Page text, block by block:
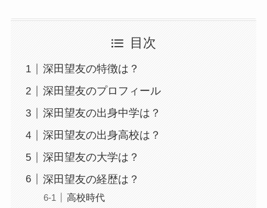
目次
深田望友の特徴は？
深田望友のプロフィール
深田望友の出身中学は？
深田望友の出身高校は？
深田望友の大学は？
深田望友の経歴は？
高校時代